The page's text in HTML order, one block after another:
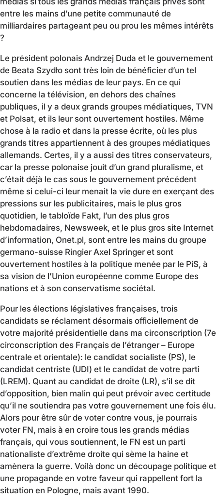
entre les mains d’une petite communauté de
milliardaires partageant peu ou prou les mêmes intérêts
?
Le président polonais Andrzej Duda et le gouvernement
de Beata Szydło sont très loin de bénéficier d’un tel
soutien dans les médias de leur pays. En ce qui
concerne la télévision, en dehors des chaînes
publiques, il y a deux grands groupes médiatiques, TVN
et Polsat, et ils leur sont ouvertement hostiles. Même
chose à la radio et dans la presse écrite, où les plus
grands titres appartiennent à des groupes médiatiques
allemands. Certes, il y a aussi des titres conservateurs,
car la presse polonaise jouit d’un grand pluralisme, et
c’était déjà le cas sous le gouvernement précédent
même si celui-ci leur menait la vie dure en exerçant des
pressions sur les publicitaires, mais le plus gros
quotidien, le tabloïde Fakt, l’un des plus gros
hebdomadaires, Newsweek, et le plus gros site Internet
d’information, Onet.pl, sont entre les mains du groupe
germano-suisse Ringier Axel Springer et sont
ouvertement hostiles à la politique menée par le PiS, à
sa vision de l’Union européenne comme Europe des
nations et à son conservatisme sociétal.
Pour les élections législatives françaises, trois
candidats se réclament désormais officiellement de
votre majorité présidentielle dans ma circonscription (7e
circonscription des Français de l’étranger – Europe
centrale et orientale): le candidat socialiste (PS), le
candidat centriste (UDI) et le candidat de votre parti
(LREM). Quant au candidat de droite (LR), s’il se dit
d’opposition, bien malin qui peut prévoir avec certitude
qu’il ne soutiendra pas votre gouvernement une fois élu.
Alors pour être sûr de voter contre vous, je pourrais
voter FN, mais à en croire tous les grands médias
français, qui vous soutiennent, le FN est un parti
nationaliste d’extrême droite qui sème la haine et
amènera la guerre. Voilà donc un découpage politique et
une propagande en votre faveur qui rappellent fort la
situation en Pologne, mais avant 1990.